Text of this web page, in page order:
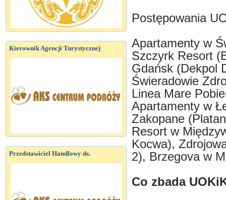
Kierownik Agencji Turystycznej
Przedstawiciel Handlowy ds.
Postępowania
Apartamenty w
Szczyrk Resort
Gdańsk (Dekpol
Świeradowie
Linea Mare
Apartamenty w
Zakopane
Resort w
Kocwa),
2), Brzegova w
Co zbada